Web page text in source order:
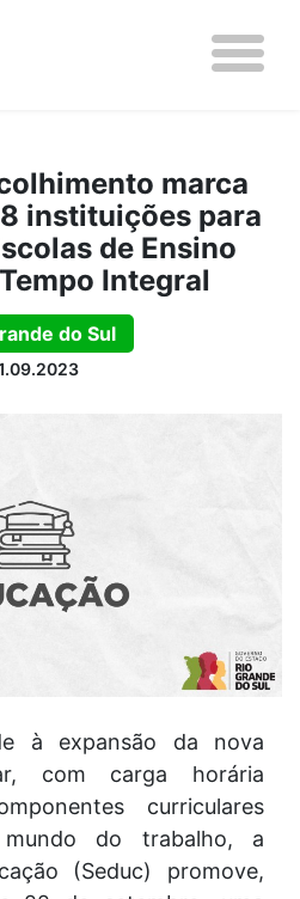
marca
instituições para
de Ensino
Integral
do Sul
à expansão da nova
com carga horária
curriculares
do trabalho, a
(Seduc) promove,